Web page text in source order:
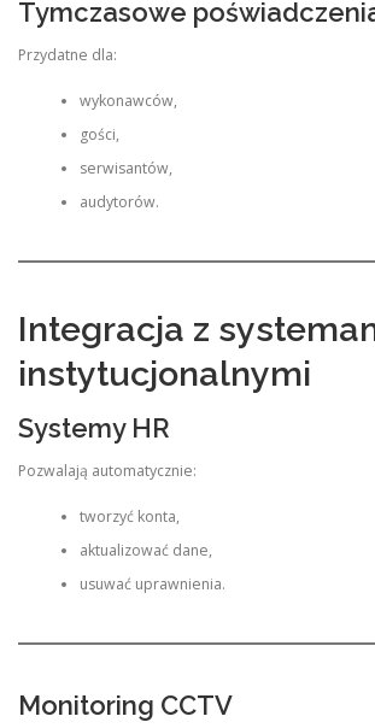
Tymczasowe
Przydatne dla:
wykonawców,
gości,
serwisantów,
audytorów.
Integracja z
instytucjonalnymi
Systemy HR
Pozwalają automatycznie:
tworzyć konta,
aktualizować dane,
usuwać uprawnienia.
Monitoring CCTV